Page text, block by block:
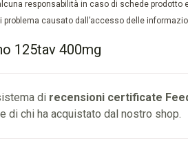
responsabilità in caso di schede
causato dall’accesso delle
125tav 400mg
di recensioni certificate
di chi ha acquistato dal nostro shop.